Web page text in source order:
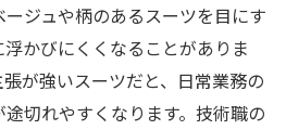
ジュや柄のあるスーツを目にす
かびにくくなることがありま
が強いスーツだと、日常業務の
切れやすくなります。技術職の